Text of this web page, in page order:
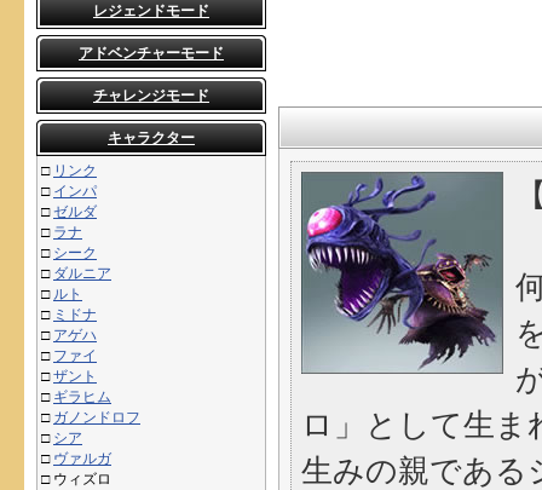
レジェンドモード
アドベンチャーモード
チャレンジモード
キャラクター
□ リンク
□ インパ
□ゼルダ
□ ラナ
□ シーク
□ ダルニア
□ ルト
□ ミドナ
□ アゲハ
□ ファイ
□ザント
□ ギラヒム
□ ガノンドロフ
□ シア
□ ヴァルガ
□ ウィズロ
ロ」として生ま
生みの親である